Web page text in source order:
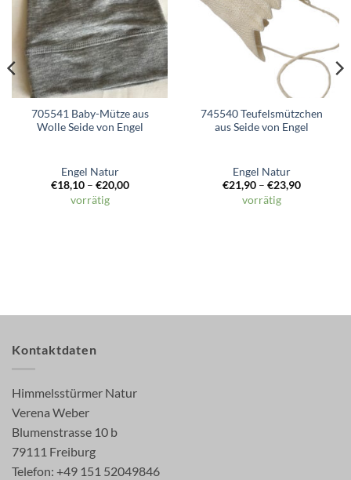
hinzufügen
705541 Baby-Mütze aus
Wolle Seide von Engel
Engel Natur
€18,10– €20,00
vorrätig
hinzufügen
745540 Teufelsmützchen
aus Seide von Engel
Engel Natur
€21,90– €23,90
vorrätig
Kontaktdaten
Himmelsstürmer Natur
Verena Weber
Blumenstrasse 10 b
79111 Freiburg
Telefon: +49 151 52049846